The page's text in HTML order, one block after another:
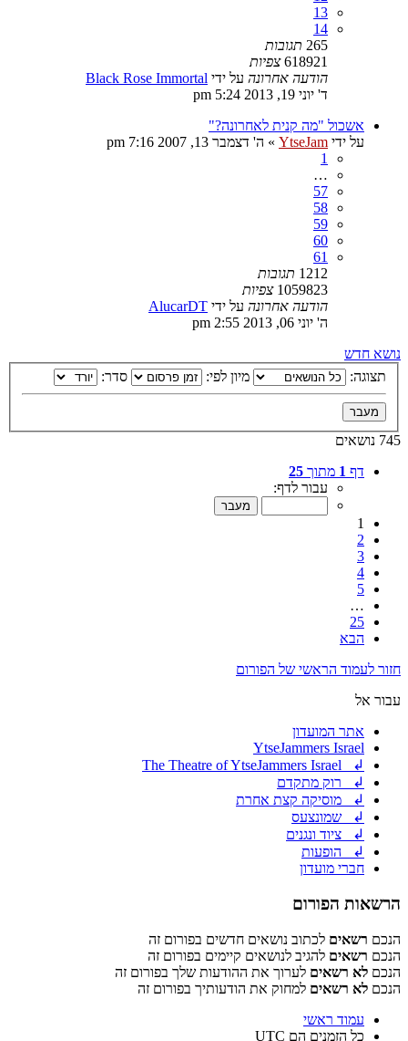
13
14
265 תגובות
618921 צפיות
הודעה אחרונה על ידי Black Rose Immortal
ד' יוני 19, 2013 5:24 pm
אשכול "מה קנית לאחרונה?"
על ידי YtseJam
» ה' דצמבר 13, 2007 7:16 pm
1
…
57
58
59
60
61
1212 תגובות
1059823 צפיות
הודעה אחרונה על ידי AlucarDT
ה' יוני 06, 2013 2:55 pm
נושא חדש
תצוגה:
מיון לפי: סדר:
745 נושאים
דף 1 מתוך 25
עבור לדף:
1
2
3
4
5
…
25
הבא
חזור לעמוד הראשי של הפורום
עבור אל
אתר המועדון
YtseJammers Israel
↲ The Theatre of YtseJammers Israel
↲ רוק מתקדם
↲ מוסיקה קצת אחרת
↲ שמונצעס
↲ ציוד ונגנים
↲ הופעות
חברי מועדון
הרשאות הפורום
הנכם רשאים לכתוב נושאים חדשים בפורום זה
הנכם רשאים להגיב לנושאים קיימים בפורום זה
הנכם לא רשאים לערוך את ההודעות שלך בפורום זה
הנכם לא רשאים למחוק את הודעותיך בפורום זה
עמוד ראשי
כל הזמנים הם UTC